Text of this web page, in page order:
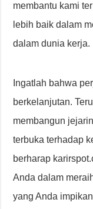
membantu kami
lebih baik dalam
dalam dunia kerja.
Ingatlah bahwa
berkelanjutan.
membangun
terbuka terhadap
berharap
Anda dalam
yang Anda